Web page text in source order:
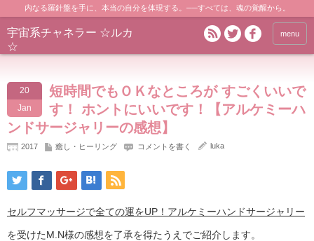
内なる羅針盤を手に、本当の自分を体現する。──すべては、魂の覚醒から。
宇宙系チャネラー ☆ルカ
☆
menu
20
Jan
短時間でもＯＫなところが すごくいいで
す！ ホントにいいです！【アルケミーハ
ンドサージャリーの感想】
2017 癒し・ヒーリング コメントを書く luka
セルフマッサージで全ての運をUP！アルケミーハンドサージャリー
を受けたM.N様の感想を了承を得たうえでご紹介します。